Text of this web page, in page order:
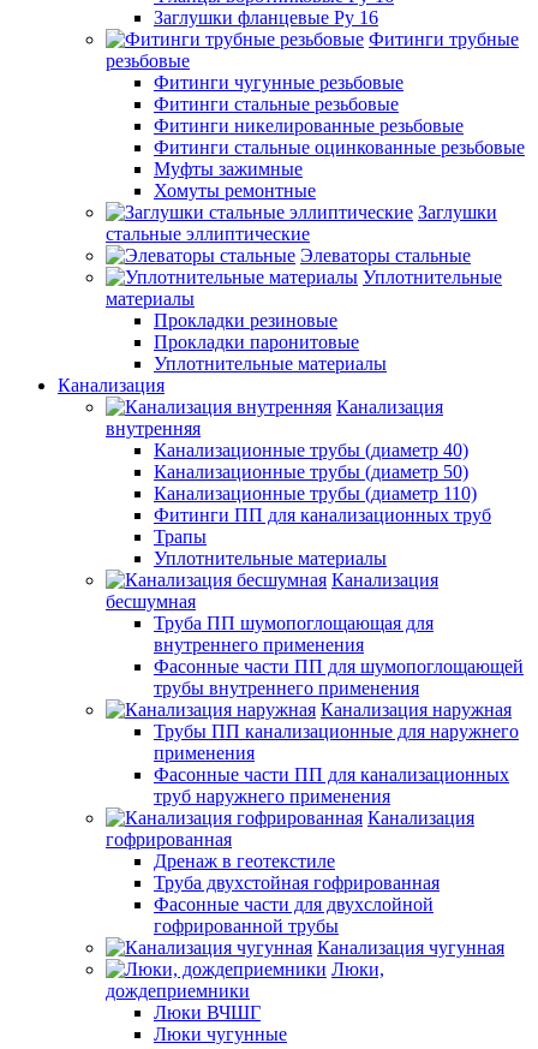
Заглушки фланцевые Ру 16
Фитинги трубные
резьбовые
Фитинги чугунные резьбовые
Фитинги стальные резьбовые
Фитинги никелированные резьбовые
Фитинги стальные оцинкованные резьбовые
Муфты зажимные
Хомуты ремонтные
Заглушки
стальные эллиптические
Элеваторы стальные
Уплотнительные
материалы
Прокладки резиновые
Прокладки паронитовые
Уплотнительные материалы
Канализация
Канализация
внутренняя
Канализационные трубы (диаметр 40)
Канализационные трубы (диаметр 50)
Канализационные трубы (диаметр 110)
Фитинги ПП для канализационных труб
Трапы
Уплотнительные материалы
Канализация
бесшумная
Труба ПП шумопоглощающая для
внутреннего применения
Фасонные части ПП для шумопоглощающей
трубы внутреннего применения
Канализация наружная
Трубы ПП канализационные для наружнего
применения
Фасонные части ПП для канализационных
труб наружнего применения
Канализация
гофрированная
Дренаж в геотекстиле
Труба двухстойная гофрированная
Фасонные части для двухслойной
гофрированной трубы
Канализация чугунная
Люки,
дождеприемники
Люки ВЧШГ
Люки чугунные